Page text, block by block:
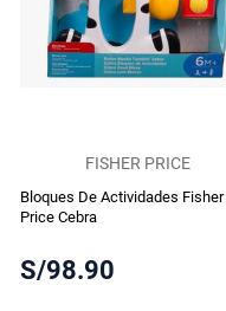
FISHER PRICE
Bloques De Actividades Fisher
Price Cebra
S/98.90